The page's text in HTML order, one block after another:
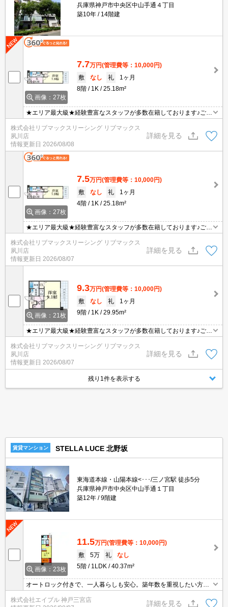
兵庫県神戸市中央区中山手通４丁目
築10年
14階建
画像：27枚
7.7万円(管理費等：10,000円)
敷
なし 礼
1ヶ月
8階
1K 25.18m²
★エリア最大級★経験豊富なスタッフが多数在籍しております♪ご要
望がありましたらお申し付けください！初期費用クレジット支払可
能！オンライン内覧・オンライン契約等弊社に一度も来店せずとも
問題ありません♪弊社ではネットに掲載されている物件も全てご紹介
可能になりますので気になる物件は全て申し付けください★
株式会社リブマックスリーシング リブマックス
夙川店
情報更新日 2026/08/08
詳細を見る
画像：27枚
7.5万円(管理費等：10,000円)
敷
なし 礼
1ヶ月
4階
1K 25.18m²
★エリア最大級★経験豊富なスタッフが多数在籍しております♪ご要
望がありましたらお申し付けください！初期費用クレジット支払可
能！オンライン内覧・オンライン契約等弊社に一度も来店せずとも
問題ありません♪弊社ではネットに掲載されている物件も全てご紹介
可能になりますので気になる物件は全て申し付けください★
株式会社リブマックスリーシング リブマックス
夙川店
情報更新日 2026/08/07
詳細を見る
画像：21枚
9.3万円(管理費等：10,000円)
敷
なし 礼
1ヶ月
9階
1K 29.95m²
★エリア最大級★経験豊富なスタッフが多数在籍しております♪ご要
望がありましたらお申し付けください！初期費用クレジット支払可
能！オンライン内覧・オンライン契約等弊社に一度も来店せずとも
問題ありません♪弊社ではネットに掲載されている物件も全てご紹介
可能になりますので気になる物件は全て申し付けください★
株式会社リブマックスリーシング リブマックス
夙川店
情報更新日 2026/08/07
詳細を見る
残り1件を表示する
賃貸マンション STELLA LUCE 北野坂
東海道本線・山陽本線<･･･/三ノ宮駅 徒歩5分
兵庫県神戸市中央区中山手通１丁目
築12年
9階建
画像：23枚
11.5万円(管理費等：10,000円)
敷
5万 礼
なし
5階
1LDK 40.37m²
オートロック付きで、一人暮らしも安心。築年数を重視したい方
に。
株式会社エイブル 神戸三宮店
詳細を見る